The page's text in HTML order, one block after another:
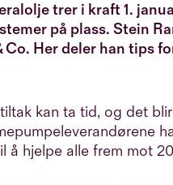
trer i kraft 1.
på plass. Stein
Her deler han tips
kan ta tid, og det
å hjelpe alle frem mot